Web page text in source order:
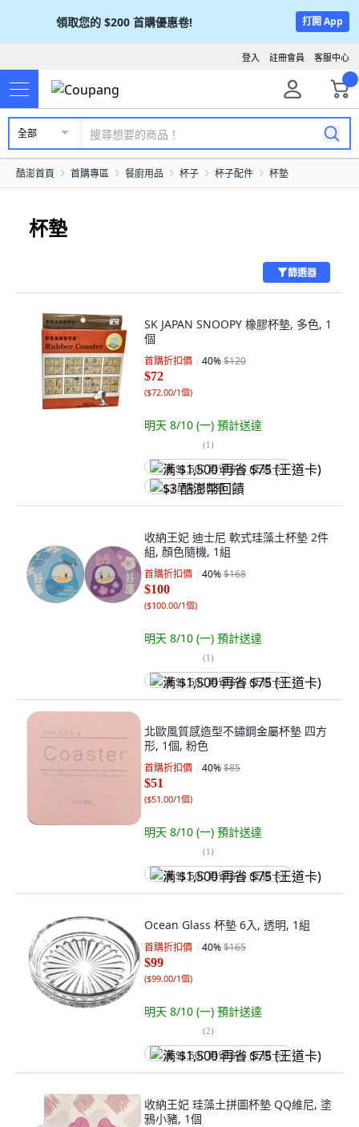
領取您的 $200 首購優惠卷! 打開 App
客服中心
註冊會員
登入
全部
酷澎首頁 首購專區 餐廚用品 杯子 杯子配件 杯墊
杯墊
篩選器
SK JAPAN SNOOPY 橡膠杯墊, 多色, 1
個
首購折扣價 40%$120
$72
($72.00/1個)
明天 8/10 (一) 預計送達
(1)
满 $1,500 再省 $75 (王道卡)
$3 酷澎幣回饋
收納王妃 迪士尼 軟式珪藻土杯墊 2件
組, 顏色隨機, 1組
首購折扣價 40%$168
$100
($100.00/1個)
明天 8/10 (一) 預計送達
(1)
满 $1,500 再省 $75 (王道卡)
北歐風質感造型不鏽鋼金屬杯墊 四方
形, 1個, 粉色
首購折扣價 40%$85
$51
($51.00/1個)
明天 8/10 (一) 預計送達
(1)
满 $1,500 再省 $75 (王道卡)
Ocean Glass 杯墊 6入, 透明, 1組
首購折扣價 40%$165
$99
($99.00/1個)
明天 8/10 (一) 預計送達
(2)
满 $1,500 再省 $75 (王道卡)
收納王妃 珪藻土拼圖杯墊 QQ維尼, 塗
鴉小豬, 1個